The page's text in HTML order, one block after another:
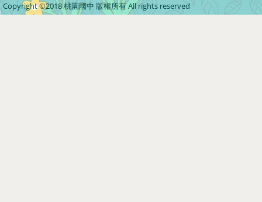
Copyright ©2018 桃園國中 版權所有 All rights reserved